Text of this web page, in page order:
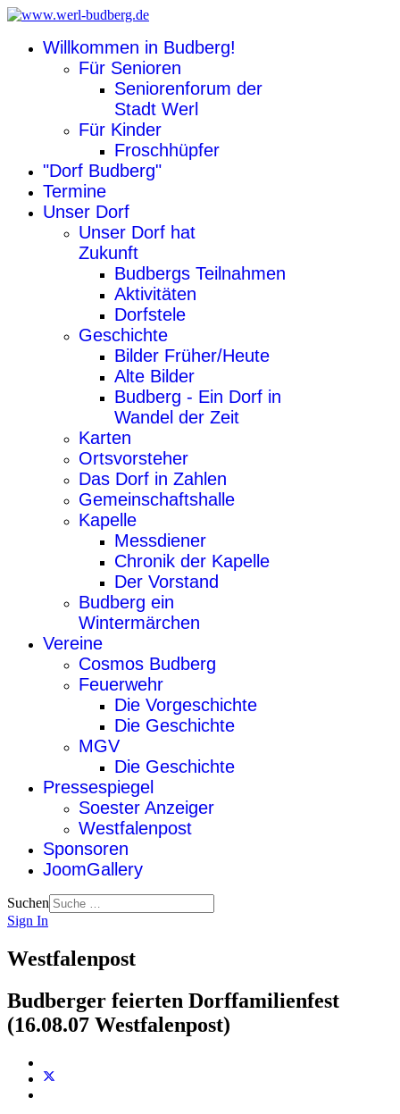
Willkommen in Budberg!
Für Senioren
Seniorenforum der
Stadt Werl
Für Kinder
Froschhüpfer
"Dorf Budberg"
Termine
Unser Dorf
Unser Dorf hat
Zukunft
Budbergs Teilnahmen
Aktivitäten
Dorfstele
Geschichte
Bilder Früher/Heute
Alte Bilder
Budberg - Ein Dorf in
Wandel der Zeit
Karten
Ortsvorsteher
Das Dorf in Zahlen
Gemeinschaftshalle
Kapelle
Messdiener
Chronik der Kapelle
Der Vorstand
Budberg ein
Wintermärchen
Vereine
Cosmos Budberg
Feuerwehr
Die Vorgeschichte
Die Geschichte
MGV
Die Geschichte
Pressespiegel
Soester Anzeiger
Westfalenpost
Sponsoren
JoomGallery
Suchen
Sign In
Westfalenpost
Budberger feierten Dorffamilienfest
(16.08.07 Westfalenpost)